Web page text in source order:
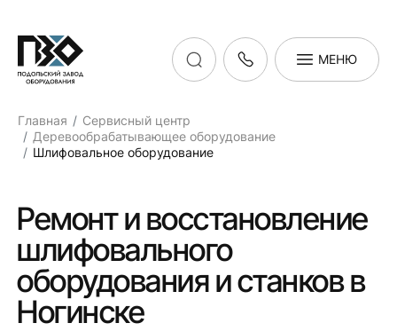
МЕНЮ
Главная
Сервисный центр
Деревообрабатывающее оборудование
Шлифовальное оборудование
Ремонт и восстановление
шлифовального
оборудования и станков в
Ногинске